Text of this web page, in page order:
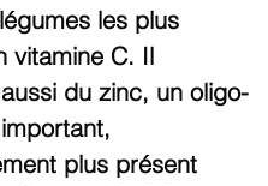
les plus
vitamine C. Il
du zinc, un oligo-
plus présent